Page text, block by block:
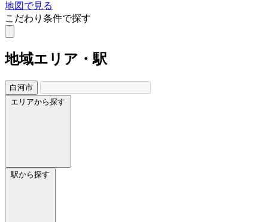
地図で見る
こだわり条件で探す
地域エリア・駅
白河市
エリアから探す
駅から探す